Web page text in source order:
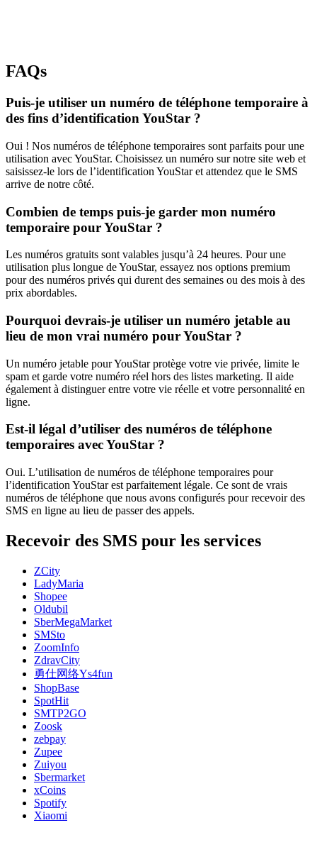
FAQs
Puis-je utiliser un numéro de téléphone temporaire à
des fins d’identification YouStar ?
Oui ! Nos numéros de téléphone temporaires sont parfaits pour une
utilisation avec YouStar. Choisissez un numéro sur notre site web et
saisissez-le lors de l’identification YouStar et attendez que le SMS
arrive de notre côté.
Combien de temps puis-je garder mon numéro
temporaire pour YouStar ?
Les numéros gratuits sont valables jusqu’à 24 heures. Pour une
utilisation plus longue de YouStar, essayez nos options premium
pour des numéros privés qui durent des semaines ou des mois à des
prix abordables.
Pourquoi devrais-je utiliser un numéro jetable au
lieu de mon vrai numéro pour YouStar ?
Un numéro jetable pour YouStar protège votre vie privée, limite le
spam et garde votre numéro réel hors des listes marketing. Il aide
également à distinguer entre votre vie réelle et votre personnalité en
ligne.
Est-il légal d’utiliser des numéros de téléphone
temporaires avec YouStar ?
Oui. L’utilisation de numéros de téléphone temporaires pour
l’identification YouStar est parfaitement légale. Ce sont de vrais
numéros de téléphone que nous avons configurés pour recevoir des
SMS en ligne au lieu de passer des appels.
Recevoir des SMS pour les services
ZCity
LadyMaria
Shopee
Oldubil
SberMegaMarket
SMSto
ZoomInfo
ZdravCity
勇仕网络Ys4fun
ShopBase
SpotHit
SMTP2GO
Zoosk
zebpay
Zupee
Zuiyou
Sbermarket
xCoins
Spotify
Xiaomi